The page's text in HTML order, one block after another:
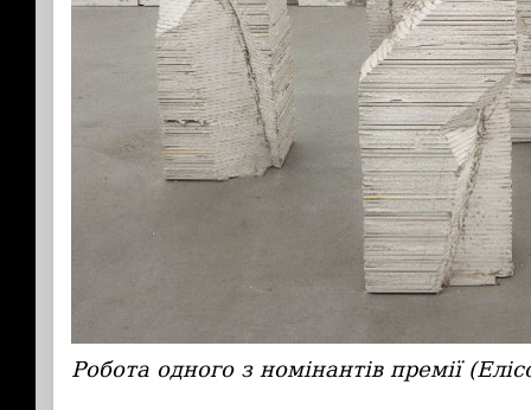
Робота одного з номінантів премії